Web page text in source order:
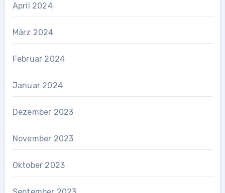
April 2024
März 2024
Februar 2024
Januar 2024
Dezember 2023
November 2023
Oktober 2023